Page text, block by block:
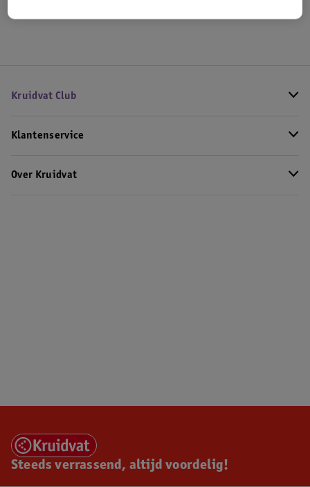
Kruidvat Club
Klantenservice
Over Kruidvat
Steeds verrassend, altijd voordelig!